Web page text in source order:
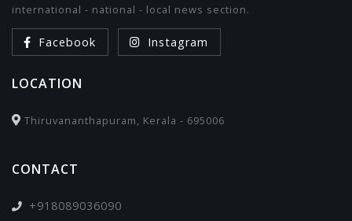
international - national - local news section.
Facebook Instagram
LOCATION
Thiruvananthapuram, Kerala - 695006
CONTACT
+918089036090